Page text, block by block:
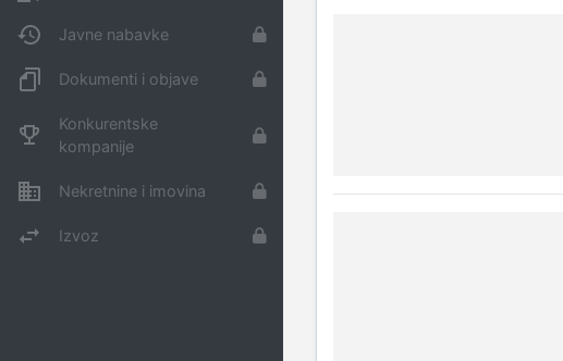
Javne nabavke
Dokumenti i objave
Konkurentske
kompanije
Nekretnine i imovina
Izvoz